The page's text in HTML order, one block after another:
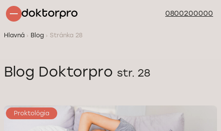
0800200000
Hlavná Blog Stránka 28
Blog Doktorpro str. 28
Proktológia